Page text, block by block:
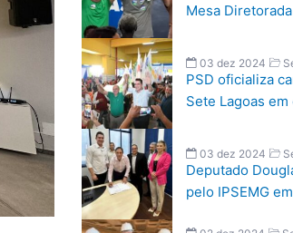
Mesa
03 dez 2024
PSD oficializa
Sete Lagoas
03 dez 2024
Deputado
pelo IPSEMG